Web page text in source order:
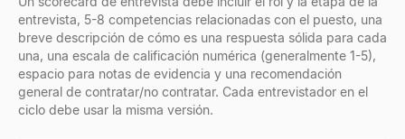
Visor de Perfiles de Facebook
Introduce un nombre, nombre de usuario o URL de perfil de
Explorar →
entrevista, 5-8 competencias relacionadas con el puesto, una
breve descripción de cómo es una respuesta sólida para cada
una, una escala de calificación numérica (generalmente 1-5),
espacio para notas de evidencia y una recomendación
general de contratar/no contratar. Cada entrevistador en el
ciclo debe usar la misma versión.